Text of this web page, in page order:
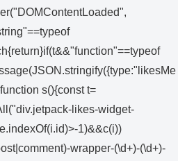
s(){const t=
likes-widget-
1)&&c(i))
wrapper-(\d+)-(\d+)-